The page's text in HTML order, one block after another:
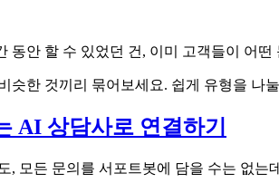
안 할 수 있었던 건, 이미 고객들이 어
한 것끼리 묶어보세요. 쉽게 유형을 나
AI 상담사로 연결하기
, 모든 문의를 서포트봇에 담을 수는 없는